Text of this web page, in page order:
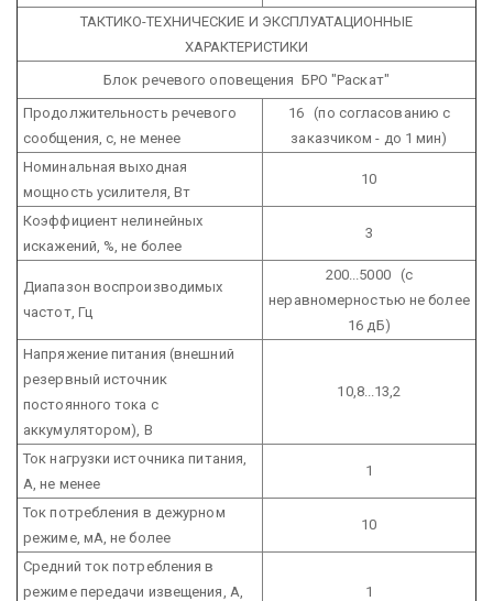
ТАКТИКО-ТЕХНИЧЕСКИЕ И ЭКСПЛУАТАЦИОННЫЕ
ХАРАКТЕРИСТИКИ
Блок речевого оповещения БРО "Раскат"
Продолжительность речевого
сообщения, с, не менее
16 (по согласованию с
заказчиком - до 1 мин)
Номинальная выходная
мощность усилителя, Вт
10
Коэффициент нелинейных
искажений, %, не более
3
Диапазон воспроизводимых
частот, Гц
200...5000 (с
неравномерностью не более
16 дБ)
Напряжение питания (внешний
резервный источник
постоянного тока с
аккумулятором), В
10,8...13,2
Ток нагрузки источника питания,
А, не менее
1
Ток потребления в дежурном
режиме, мА, не более
10
Средний ток потребления в
режиме передачи извещения, А,
1